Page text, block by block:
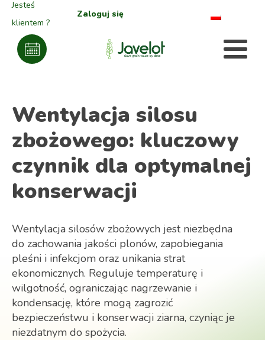
Jesteś
klientem ?
Zaloguj się
Wentylacja silosu
zbożowego: kluczowy
czynnik dla optymalnej
konserwacji
Wentylacja silosów zbożowych jest niezbędna
do zachowania jakości plonów, zapobiegania
pleśni i infekcjom oraz unikania strat
ekonomicznych. Reguluje temperaturę i
wilgotność, ograniczając nagrzewanie i
kondensację, które mogą zagrozić
bezpieczeństwu i konserwacji ziarna, czyniąc je
niezdatnym do spożycia.